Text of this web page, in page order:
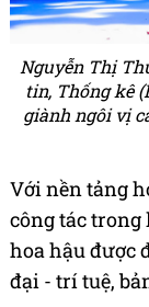
Nguyễn Thị
tin, Thống kê
giành ngôi vị
Với nền tảng
công tác
hoa hậu được
đại - trí tuệ,